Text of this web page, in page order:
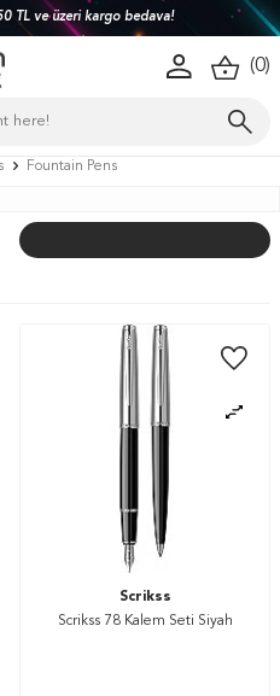
TL ve üzeri kargo bedava!
(0)
Fountain Pens
Scrikss
Scrikss 78 Kalem Seti Siyah